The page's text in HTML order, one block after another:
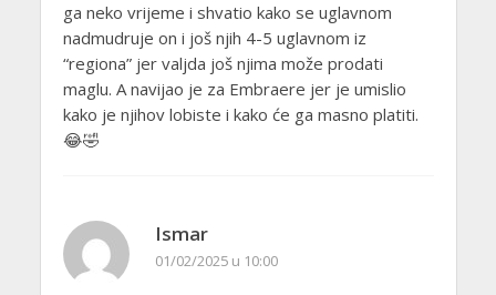
ga neko vrijeme i shvatio kako se uglavnom
nadmudruje on i još njih 4-5 uglavnom iz
“regiona” jer valjda još njima može prodati
maglu. A navijao je za Embraere jer je umislio
kako je njihov lobiste i kako će ga masno platiti.
😂🤣
Ismar
01/02/2025 u 10:00